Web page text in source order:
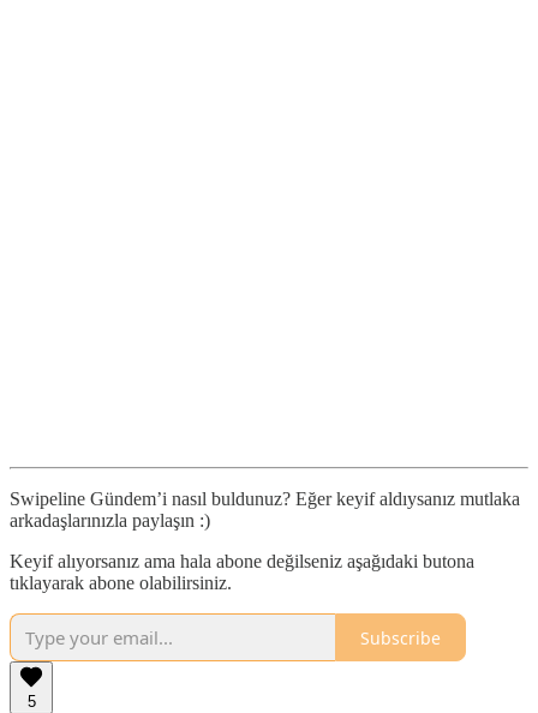
Swipeline Gündem’i nasıl buldunuz? Eğer keyif aldıysanız mutlaka
arkadaşlarınızla paylaşın :)
Keyif alıyorsanız ama hala abone değilseniz aşağıdaki butona
tıklayarak abone olabilirsiniz.
Subscribe
5